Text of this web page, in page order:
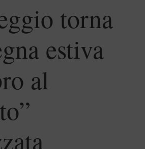
torna
estiva
al